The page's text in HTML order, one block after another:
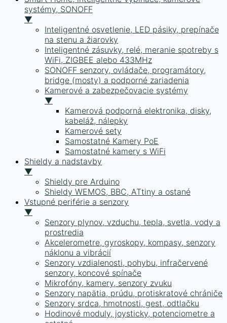
systémy, SONOFF
▼
Inteligentné osvetlenie, LED pásiky, prepínače
na stenu a žiarovky
Inteligentné zásuvky, relé, meranie spotreby s
WiFi, ZIGBEE alebo 433MHz
SONOFF senzory, ovládače, programátory,
bridge (mosty) a podporné zariadenia
Kamerové a zabezpečovacie systémy
▼
Kamerová podporná elektronika, disky,
kabeláž, nálepky
Kamerové sety
Samostatné Kamery PoE
Samostatné kamery s WiFi
Shieldy a nadstavby
▼
Shieldy pre Arduino
Shieldy WEMOS, BBC, ATtiny a ostané
Vstupné periférie a senzory
▼
Senzory plynov, vzduchu, tepla, svetla, vody a
prostredia
Akcelerometre, gyroskopy, kompasy, senzory
náklonu a vibrácií
Senzory vzdialenosti, pohybu, infračervené
senzory, koncové spínače
Mikrofóny, kamery, senzory zvuku
Senzory napätia, prúdu, protiskratové chrániče
Senzory srdca, hmotnosti, gest, odtlačku
Hodinové moduly, joysticky, potenciometre a